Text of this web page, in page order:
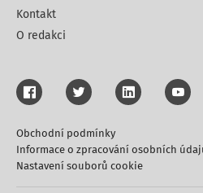
Kontakt
O redakci
Obchodní podmínky
Informace o zpracování osobních
Nastavení souborů cookie